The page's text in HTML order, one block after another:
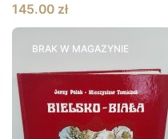
145.00 zł
BRAK W MAGAZYNIE